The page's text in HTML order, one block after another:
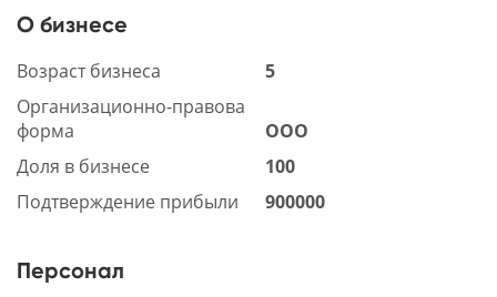
О бизнесе
Возраст бизнеса
5
Организационно-правова
форма
ООО
Доля в бизнесе
100
Подтверждение прибыли
900000
Персонал